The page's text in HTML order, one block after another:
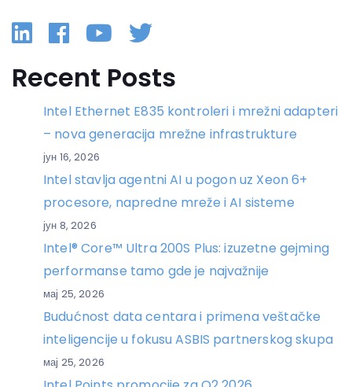
Linkedin
Facebook
YouTube
Twitter
Recent Posts
Intel Ethernet E835 kontroleri i mrežni adapteri
– nova generacija mrežne infrastrukture
јун 16, 2026
Intel stavlja agentni AI u pogon uz Xeon 6+
procesore, napredne mreže i AI sisteme
јун 8, 2026
Intel® Core™ Ultra 200S Plus: izuzetne gejming
performanse tamo gde je najvažnije
мај 25, 2026
Budućnost data centara i primena veštačke
inteligencije u fokusu ASBIS partnerskog skupa
мај 25, 2026